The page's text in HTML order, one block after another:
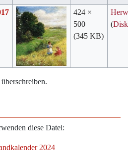
424 ×
500
(345 KB)
(
diese Datei:
2024